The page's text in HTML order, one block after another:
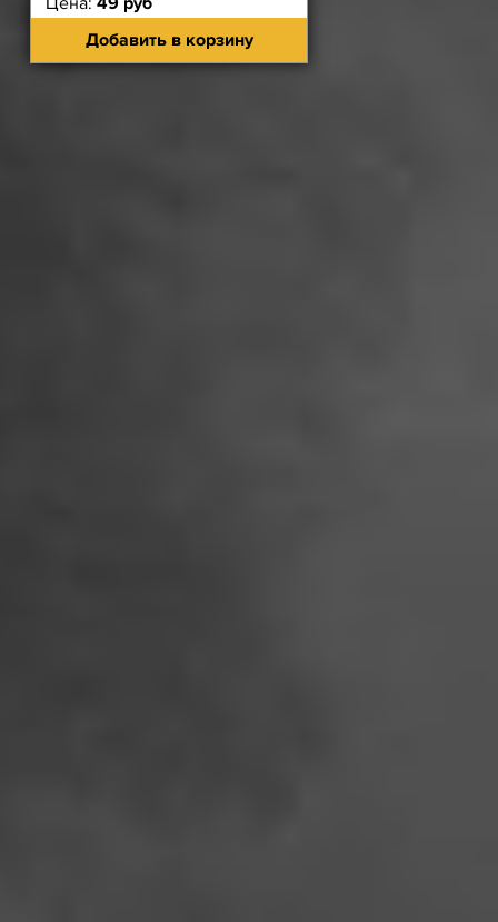
Добавить в корзину